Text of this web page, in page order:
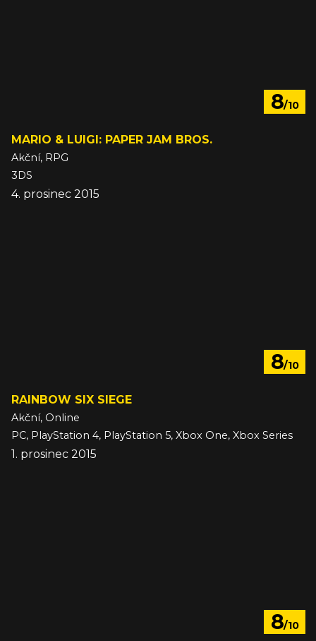
8/10
MARIO & LUIGI: PAPER JAM BROS.
Akční, RPG
3DS
4. prosinec 2015
8/10
RAINBOW SIX SIEGE
Akční, Online
PC, PlayStation 4, PlayStation 5, Xbox One, Xbox Series
1. prosinec 2015
8/10